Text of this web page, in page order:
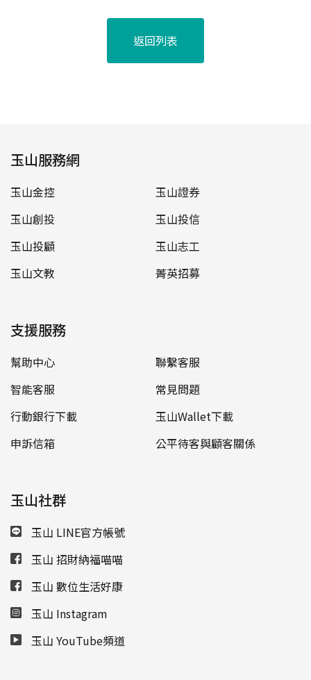
返回列表
玉山服務網
玉山金控
玉山證券
玉山創投
玉山投信
玉山投顧
玉山志工
玉山文教
菁英招募
支援服務
幫助中心
聯繫客服
智能客服
常見問題
行動銀行下載
玉山Wallet下載
申訴信箱
公平待客與顧客關係
玉山社群
玉山 LINE官方帳號
玉山 招財納福喵喵
玉山 數位生活好康
玉山 Instagram
玉山 YouTube頻道